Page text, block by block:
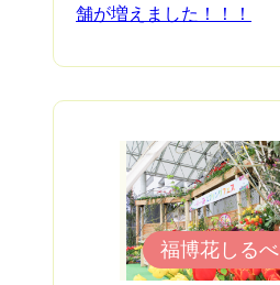
舗が増えました！！！
福博花しるべ